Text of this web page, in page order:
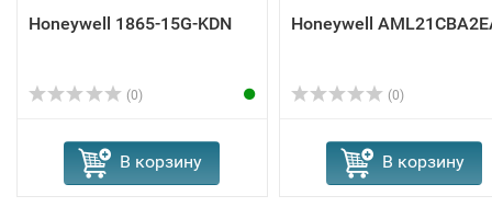
Honeywell 1865-15G-KDN
(0)
В корзину
Honeywell
(0)
В корзину